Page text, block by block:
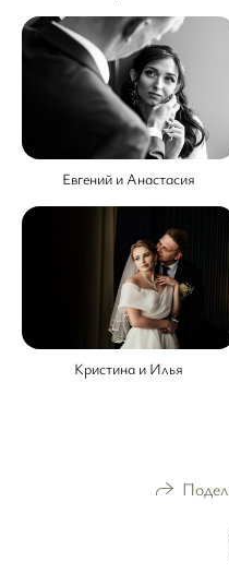
Евгений и Анастасия
Кристина и Илья